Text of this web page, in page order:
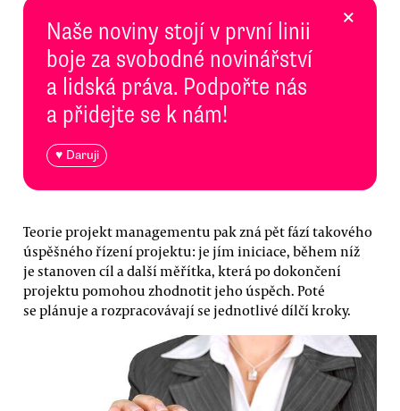
Naše noviny stojí v první linii
boje za svobodné novinářství
a lidská práva. Podpořte nás
a přidejte se k nám!
♥ Daruji
×
Teorie projekt managementu pak zná pět fází takového
úspěšného řízení projektu: je jím iniciace, během níž
je stanoven cíl a další měřítka, která po dokončení
projektu pomohou zhodnotit jeho úspěch. Poté
se plánuje a rozpracovávají se jednotlivé dílčí kroky.